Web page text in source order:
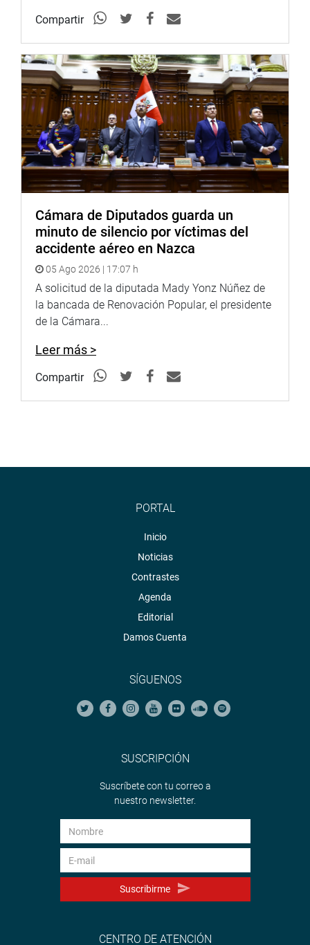
Compartir
Cámara de Diputados guarda un
minuto de silencio por víctimas del
accidente aéreo en Nazca
05 Ago 2026 | 17:07 h
A solicitud de la diputada Mady Yonz Núñez de
la bancada de Renovación Popular, el presidente
de la Cámara...
Leer más >
Compartir
PORTAL
Inicio
Noticias
Contrastes
Agenda
Editorial
Damos Cuenta
SÍGUENOS
SUSCRIPCIÓN
Suscríbete con tu correo a
nuestro newsletter.
Suscribirme
CENTRO DE ATENCIÓN